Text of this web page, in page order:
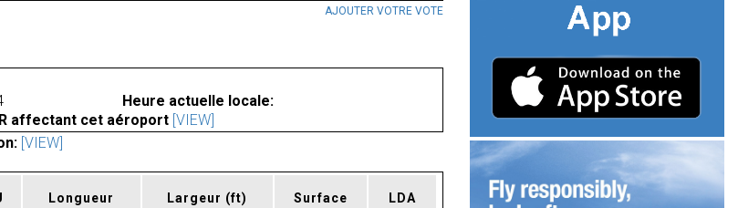
AJOUTER VOTRE VOTE
Heure actuelle locale:
affectant cet aéroport [VIEW]
[VIEW]
Longueur
Largeur (ft) Surface
LDA